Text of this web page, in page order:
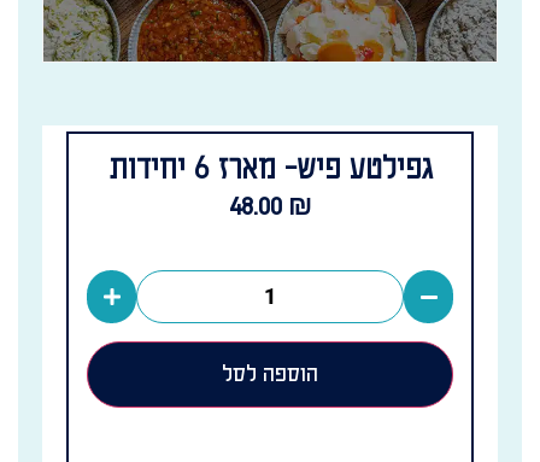
גפילטע פיש- מארז 6 יחידות
48.00 ₪
הוספה לסל